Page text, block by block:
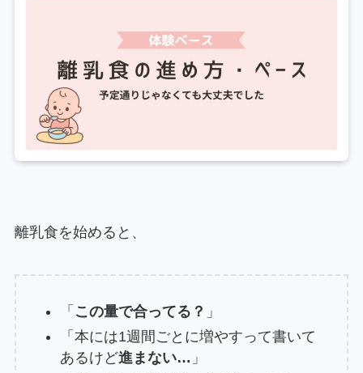
離乳食を始めると、
「 この量で合ってる？ 」
「本には1週間ごとに増やすって書いて
あるけど進まない… 」